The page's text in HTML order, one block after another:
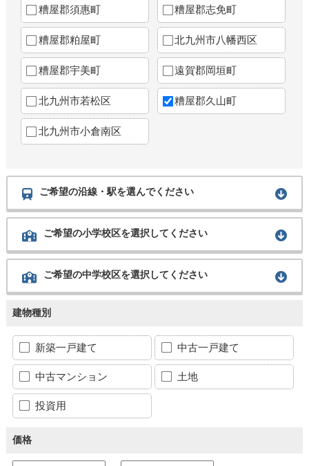
糟屋郡須惠町 糟屋郡志免町
糟屋郡粕屋町 北九州市八幡西区
糟屋郡宇美町 遠賀郡岡垣町
北九州市若松区 糟屋郡久山町
北九州市小倉南区
ご希望の沿線・駅を選んでください
ご希望の小学校区を選択してください
ご希望の中学校区を選択してください
建物種別
新築一戸建て 中古一戸建て
中古マンション 土地
投資用
価格